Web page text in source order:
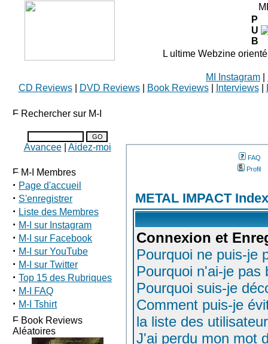
P
U
B
L ultime Webzine
MI Instagram
CD Reviews| DVD Reviews| Book Reviews| Interviews|
Rechercher sur M-I
Avancee| Aidez-moi
M-I Membres
· Page d'accueil
· S'enregistrer
· Liste des Membres
· M-I sur Instagram
· M-I sur Facebook
· M-I sur YouTube
· M-I sur Twitter
· Top 15 des Rubriques
· M-I FAQ
· M-I Tshirt
Book Reviews
Aléatoires
FAQ
Profil
METAL IMPACT
Connexion et
Pourquoi ne puis-je
Pourquoi n'ai-je pas
Pourquoi suis-je
Comment puis-je
la liste des
J'ai perdu mon mot